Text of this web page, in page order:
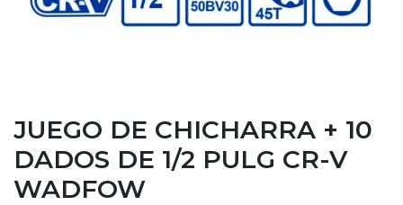
JUEGO DE CHICHARRA + 10
DADOS DE 1/2 PULG CR-V
WADFOW